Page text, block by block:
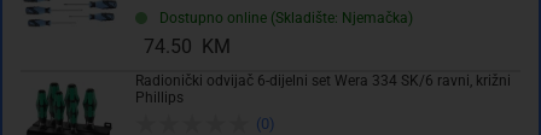
Dostupno online (Skladište: Njemačka)
74.50 KM
Radionički odvijač 6-dijelni set Wera 334 SK/6 ravni, križni
Phillips
(0)
sa PDV Troškovi dostave
Komada